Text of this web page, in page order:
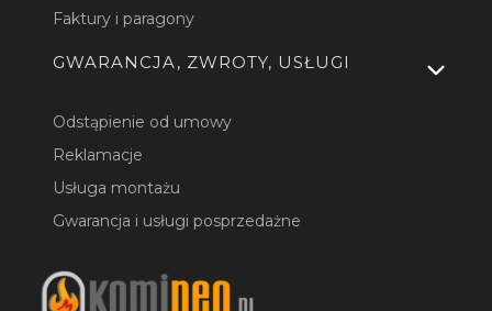
Faktury i paragony
GWARANCJA, ZWROTY, USŁUGI
Odstąpienie od umowy
Reklamacje
Usługa montażu
Gwarancja i usługi posprzedażne